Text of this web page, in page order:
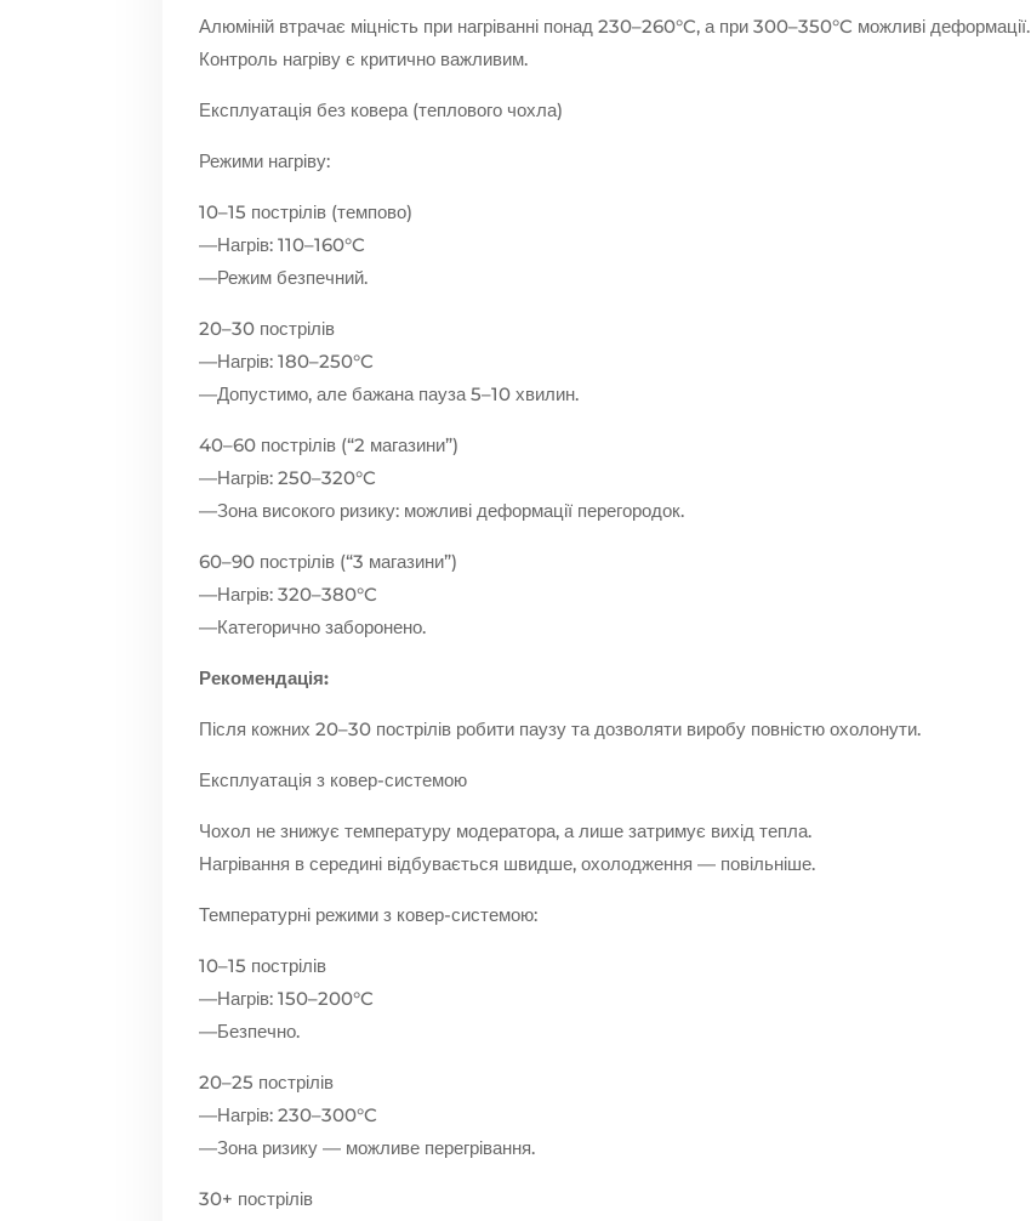
Алюміній втрачає міцність при нагріванні понад 230–260°C, а при 300–350°C можливі деформації.
Контроль нагріву є критично важливим.
Експлуатація без ковера (теплового чохла)
Режими нагріву:
10–15 пострілів (темпово)
—Нагрів: 110–160°C
—Режим безпечний.
20–30 пострілів
—Нагрів: 180–250°C
—Допустимо, але бажана пауза 5–10 хвилин.
40–60 пострілів (“2 магазини”)
—Нагрів: 250–320°C
—Зона високого ризику: можливі деформації перегородок.
60–90 пострілів (“3 магазини”)
—Нагрів: 320–380°C
—Категорично заборонено.
Рекомендація:
Після кожних 20–30 пострілів робити паузу та дозволяти виробу повністю охолонути.
Експлуатація з ковер-системою
Чохол не знижує температуру модератора, а лише затримує вихід тепла.
Нагрівання в середині відбувається швидше, охолодження — повільніше.
Температурні режими з ковер-системою:
10–15 пострілів
—Нагрів: 150–200°C
—Безпечно.
20–25 пострілів
—Нагрів: 230–300°C
—Зона ризику — можливе перегрівання.
30+ пострілів